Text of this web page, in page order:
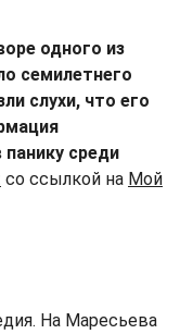
одного из
семилетнего
слухи, что его
панику среди
со ссылкой на Мой
На Маресьева